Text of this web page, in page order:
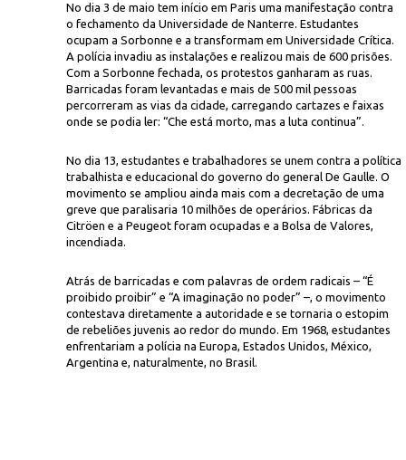
No dia 3 de maio tem início em Paris uma manifestação contra
o fechamento da Universidade de Nanterre. Estudantes
ocupam a Sorbonne e a transformam em Universidade Crítica.
A polícia invadiu as instalações e realizou mais de 600 prisões.
Com a Sorbonne fechada, os protestos ganharam as ruas.
Barricadas foram levantadas e mais de 500 mil pessoas
percorreram as vias da cidade, carregando cartazes e faixas
onde se podia ler: “Che está morto, mas a luta continua”.
No dia 13, estudantes e trabalhadores se unem contra a política
trabalhista e educacional do governo do general De Gaulle. O
movimento se ampliou ainda mais com a decretação de uma
greve que paralisaria 10 milhões de operários. Fábricas da
Citröen e a Peugeot foram ocupadas e a Bolsa de Valores,
incendiada.
Atrás de barricadas e com palavras de ordem radicais – “É
proibido proibir” e “A imaginação no poder” –, o movimento
contestava diretamente a autoridade e se tornaria o estopim
de rebeliões juvenis ao redor do mundo. Em 1968, estudantes
enfrentariam a polícia na Europa, Estados Unidos, México,
Argentina e, naturalmente, no Brasil.
ocupada pelos estudantes